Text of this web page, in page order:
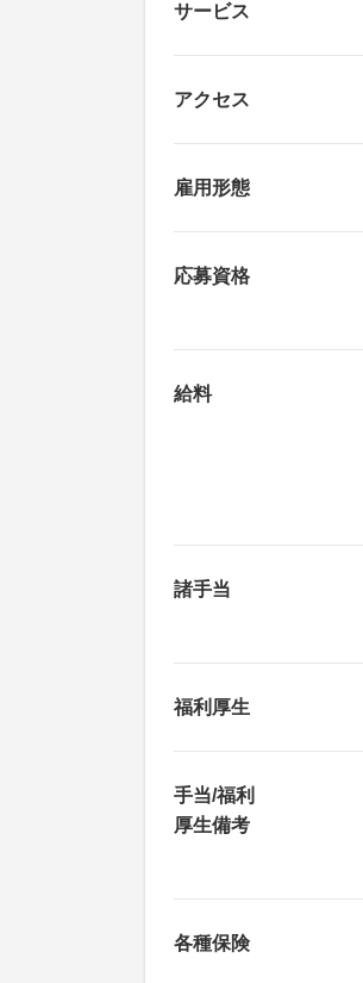
サービス
アクセス
雇用形態
応募資格
給料
諸手当
福利厚生
手当/福利
厚生備考
各種保険